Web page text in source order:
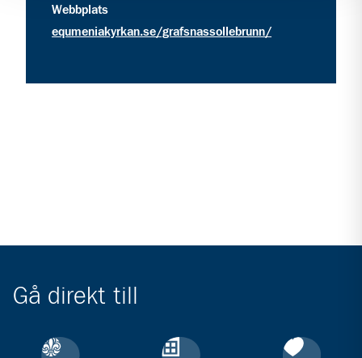
Webbplats
equmeniakyrkan.se/grafsnassollebrunn/
Gå direkt till